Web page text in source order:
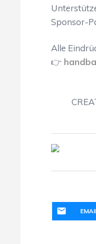
Sponsor-
Alle
👉